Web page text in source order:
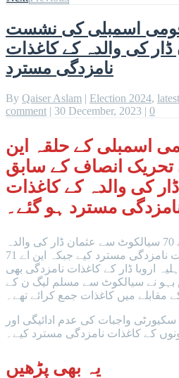
اسمبلی کی نشست
ڈار کی والدہ کے کاغذات
نامزدگی مسترد
By Qaiser Aslam | Election 2024,
comment | 30 December, 2023 | 0
اسمبلی کے حلقہ این
تحریک انصاف کے سابق
کی والدہ کے کاغذات
مسترد ہو گئے۔
ریٹرننگ افسر نے این اے 70 سیالکوٹ سے عثمان ڈار کی والدہ
ریحانہ ڈار کے کاغذات نامزدگی مسترد کیے جبکہ این اے 71
اروبا ڈار کے کاغذات نامزدگی بھی
نے سیالکوٹ سے مسلم لیگ ن کے
میں کاغذات جمع کرائے تھے۔
واجبات کی عدم ادائیگی اور
کے کاغذات نامزدگی مسترد کیے۔
یہ بھی پڑھیں